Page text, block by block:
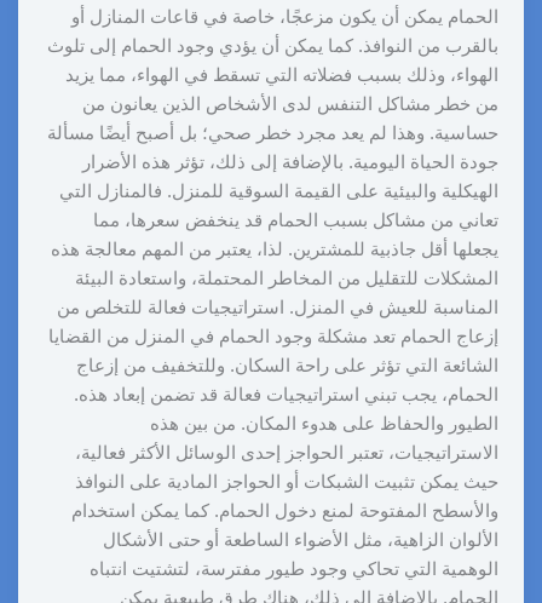
الحمام يمكن أن يكون مزعجًا، خاصة في قاعات المنازل أو
بالقرب من النوافذ. كما يمكن أن يؤدي وجود الحمام إلى تلوث
الهواء، وذلك بسبب فضلاته التي تسقط في الهواء، مما يزيد
من خطر مشاكل التنفس لدى الأشخاص الذين يعانون من
حساسية. وهذا لم يعد مجرد خطر صحي؛ بل أصبح أيضًا مسألة
جودة الحياة اليومية. بالإضافة إلى ذلك، تؤثر هذه الأضرار
الهيكلية والبيئية على القيمة السوقية للمنزل. فالمنازل التي
تعاني من مشاكل بسبب الحمام قد ينخفض سعرها، مما
يجعلها أقل جاذبية للمشترين. لذا، يعتبر من المهم معالجة هذه
المشكلات للتقليل من المخاطر المحتملة، واستعادة البيئة
المناسبة للعيش في المنزل. استراتيجيات فعالة للتخلص من
إزعاج الحمام تعد مشكلة وجود الحمام في المنزل من القضايا
الشائعة التي تؤثر على راحة السكان. وللتخفيف من إزعاج
الحمام، يجب تبني استراتيجيات فعالة قد تضمن إبعاد هذه.
الطيور والحفاظ على هدوء المكان. من بين هذه
الاستراتيجيات، تعتبر الحواجز إحدى الوسائل الأكثر فعالية،
حيث يمكن تثبيت الشبكات أو الحواجز المادية على النوافذ
والأسطح المفتوحة لمنع دخول الحمام. كما يمكن استخدام
الألوان الزاهية، مثل الأضواء الساطعة أو حتى الأشكال
الوهمية التي تحاكي وجود طيور مفترسة، لتشتيت انتباه
الحمام. بالإضافة إلى ذلك، هناك طرق طبيعية يمكن